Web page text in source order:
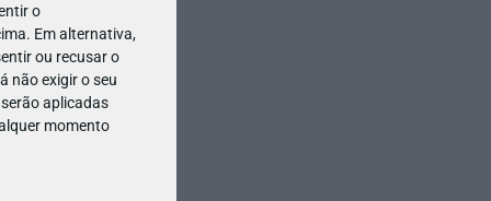
o
Em alternativa,
ou recusar o
não exigir o seu
aplicadas
momento